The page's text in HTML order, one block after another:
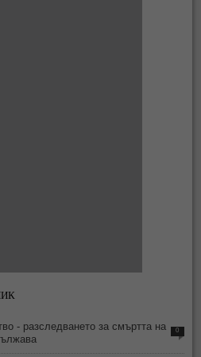
- разследването за смъртта на
0